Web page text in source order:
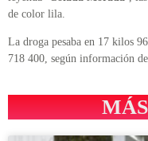
de color lila.
La droga pesaba en 17 kilos
718 400, según información